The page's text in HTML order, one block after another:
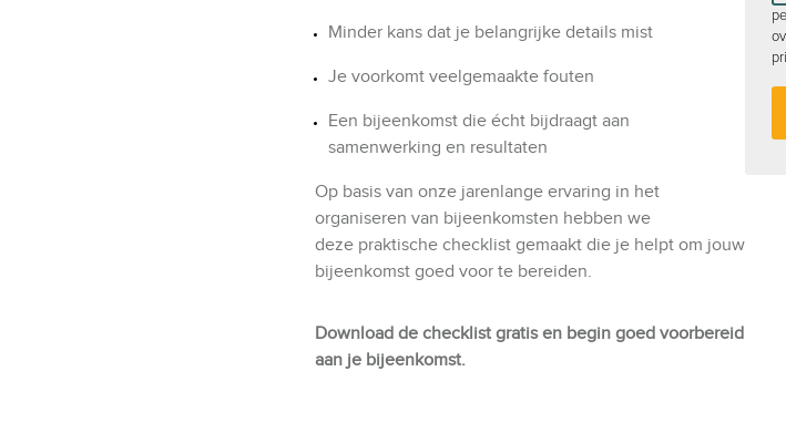
Minder kans dat je belangrijke details mist
Je voorkomt veelgemaakte fouten
Een bijeenkomst die écht bijdraagt aan
samenwerking en resultaten
Op basis van onze jarenlange ervaring in het
organiseren van bijeenkomsten hebben we
deze praktische checklist gemaakt die je helpt om jouw
bijeenkomst goed voor te bereiden.
Download de checklist gratis en begin goed voorbereid
aan je bijeenkomst.